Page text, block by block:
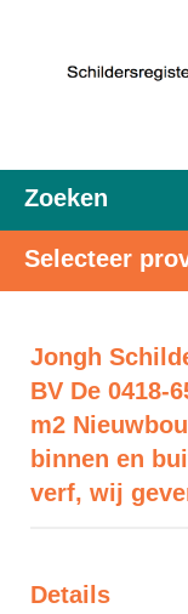
Zoeken
Selecteer
Jongh
BV De 0418-
m2
binnen en
verf, wij
Details